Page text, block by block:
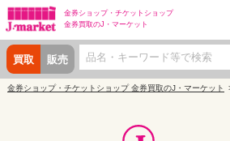
金券ショップ・ チケットショップ
金券買取のJ・マーケット
買取 販売
金券ショップ・チケットショップ 金券買取のJ・マーケット